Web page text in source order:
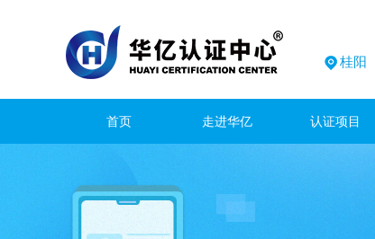
桂阳
首页 走进华亿 认证项目